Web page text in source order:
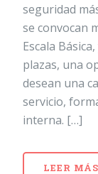
seguridad
se convocan
Escala
plazas, una
desean una
servicio,
interna. […]
LEER MÁS